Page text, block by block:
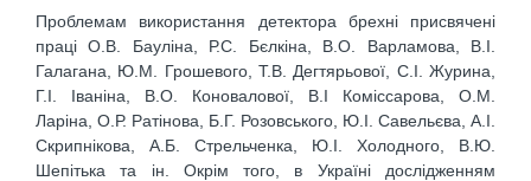
Проблемам використання детектора брехні присвячені
праці О.В. Бауліна, Р.С. Бєлкіна, В.О. Варламова, В.І.
Галагана, Ю.М. Грошевого, Т.В. Дегтярьової, С.І. Журина,
Г.І. Іваніна, В.О. Коновалової, В.І Коміссарова, О.М.
Ларіна, О.Р. Ратінова, Б.Г. Розовського, Ю.І. Савельєва, А.І.
Скрипнікова, А.Б. Стрельченка, Ю.І. Холодного, В.Ю.
Шепітька та ін. Окрім того, в Україні дослідженням